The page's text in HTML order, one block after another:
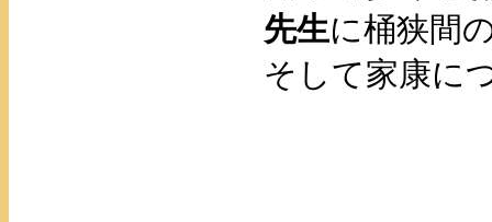
先生に桶狭間
そして家康に